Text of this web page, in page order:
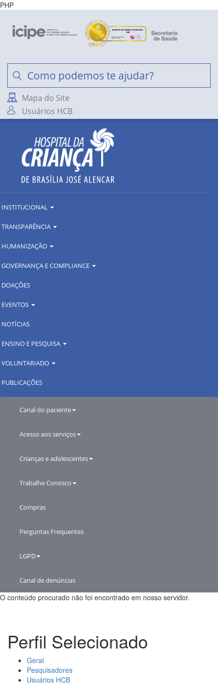
PHP
Mapa do Site
Usuários HCB
INSTITUCIONAL
TRANSPARÊNCIA
HUMANIZAÇÃO
GOVERNANÇA E COMPLIANCE
DOAÇÕES
EVENTOS
NOTÍCIAS
ENSINO E PESQUISA
VOLUNTARIADO
PUBLICAÇÕES
Canal do paciente
Acesso aos serviços
Crianças e adolescentes
Trabalhe Conosco
Compras
Perguntas Frequentes
LGPD
Canal de denúncias
O conteúdo procurado não foi encontrado em nosso servidor.
Perfil Selecionado
Geral
Pesquisadores
Usuários HCB